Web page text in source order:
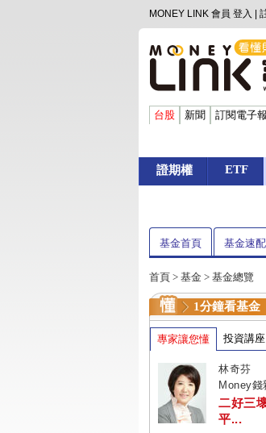
MONEY LINK 會員 登入
台股 新聞 訂閱電子報
證期權 ETF
基金首頁 基金速配
首頁 > 基金 > 基金總覽
1分鐘看基金
專家讓您懂 投資講座
林奇芬
Money錢
二好三
平...